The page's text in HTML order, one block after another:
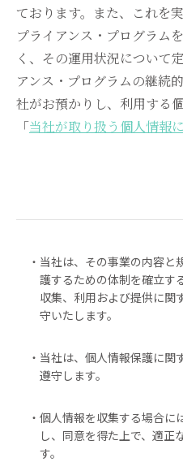
ております。また、これを
プライアンス・プログラム
く、その運用状況について
アンス・プログラムの継続
社がお預かりし、利用する
「当社が取り扱う個人情報
・当社は、その事業の内容
護するための体制を確立す
収集、利用および提供に関
守いたします。
・当社は、個人情報保護に
遵守します。
・個人情報を収集する場合
し、同意を得た上で、適正
す。